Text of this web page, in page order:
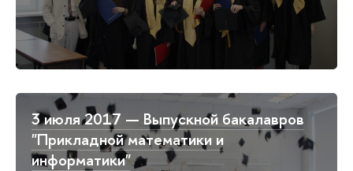
3 июля 2017 — Выпускной бакалавров
"Прикладной математики и
информатики"